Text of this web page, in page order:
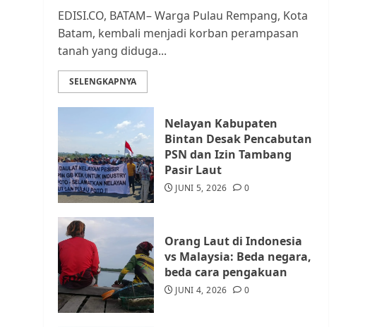
3
Datangi Pemko Batam,
Warga Rempang Protes
Lahan Mereka Diambil
4
Warga Rempang Ajukan
Audiensi dengan Wali
Kota Batam, Soroti
Aktivitas yang Resahkan
Warga
5
Tim Advokasi Desak BP
Batam Berhenti
Merampas Tanah Warga
Rempang
EDISI.CO, BATAM– Warga Pulau Rempang, Kota
Batam, kembali menjadi korban perampasan
tanah yang diduga...
SELENGKAPNYA
Nelayan Kabupaten
Bintan Desak Pencabutan
PSN dan Izin Tambang
Pasir Laut
JUNI 5, 2026 0
Orang Laut di Indonesia
vs Malaysia: Beda negara,
beda cara pengakuan
JUNI 4, 2026 0